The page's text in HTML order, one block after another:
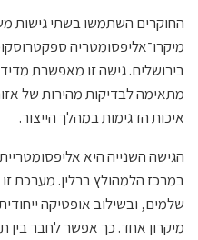
החוקרים השתמשו בשתי גישות
מיקרו־אליפסומטריה
בירושלים. גישה זו מאפשרת
מתאימה לבדיקות מהירות של
איכות הדגימות במהלך הייצור.
הגישה השנייה היא
במרכז הלמהולץ ברלין. מערכת
שלמים, ובשילוב אופטיקה
מיקרון אחד. כך אפשר לחבר בין